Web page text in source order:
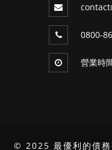
0800-
營業時
© 2025 最優利的債